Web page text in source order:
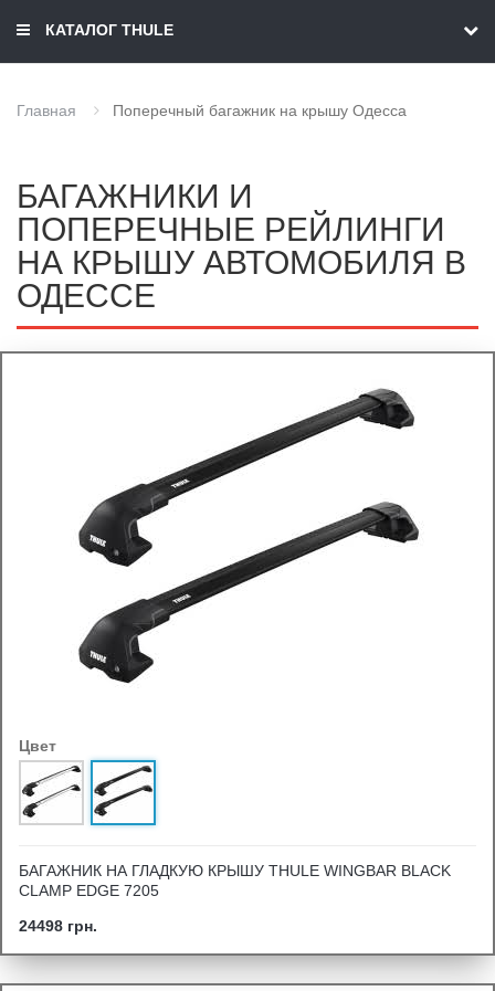
КАТАЛОГ THULE
Главная Поперечный багажник на крышу Одесса
БАГАЖНИКИ И
ПОПЕРЕЧНЫЕ РЕЙЛИНГИ
НА КРЫШУ АВТОМОБИЛЯ В
ОДЕССЕ
Цвет
БАГАЖНИК НА ГЛАДКУЮ КРЫШУ THULE WINGBAR BLACK
CLAMP EDGE 7205
24498 грн.